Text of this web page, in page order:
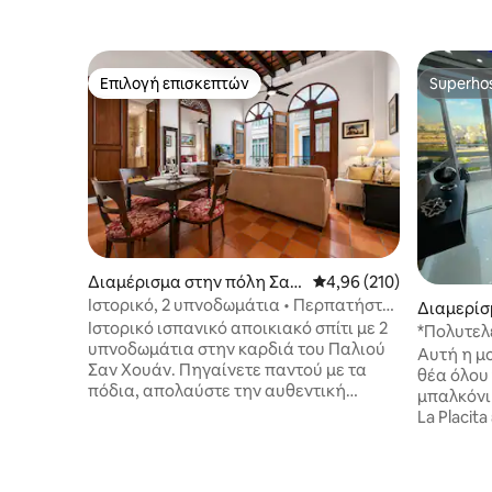
Επιλογή επισκεπτών
Επιλογή επισκεπτών
Διαμέρισμα στην πόλη Σαν
Χουάν
Μέση βαθμολογία: 4,96
4,96 (210)
Ιστορικό, 2 υπνοδωμάτια • Περπατήστε
παντού • Ήσυχο, υπέρδιπλο κρεβάτι
Ιστορικό ισπανικό αποικιακό σπίτι με 2
υπνοδωμάτια στην καρδιά του Παλιού
Σαν Χουάν. Πηγαίνετε παντού με τα
πόδια, απολαύστε την αυθεντική
ικία
Αυτή η
θέα όλου
La